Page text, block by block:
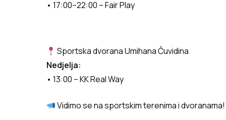
• 17:00–22:00 – Fair Play
Sportska dvorana Umihana Čuvidina
Nedjelja:
• 13:00 – KK Real Way
Vidimo se na sportskim terenima i dvoranama!